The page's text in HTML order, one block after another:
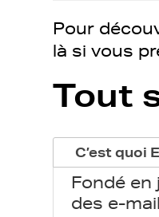
Pour
là si vous
Tout
C’est quoi
Fondé
des e-